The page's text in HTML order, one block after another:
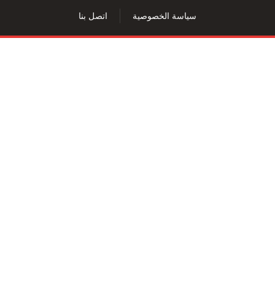
اتصل بنا سياسة الخصوصية